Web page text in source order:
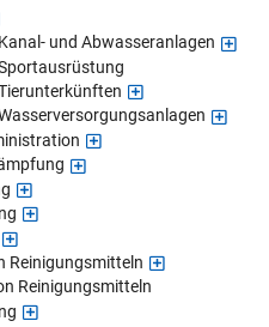
und Abwasseranlagen
Reinigungsmitteln
Reinigungsmitteln